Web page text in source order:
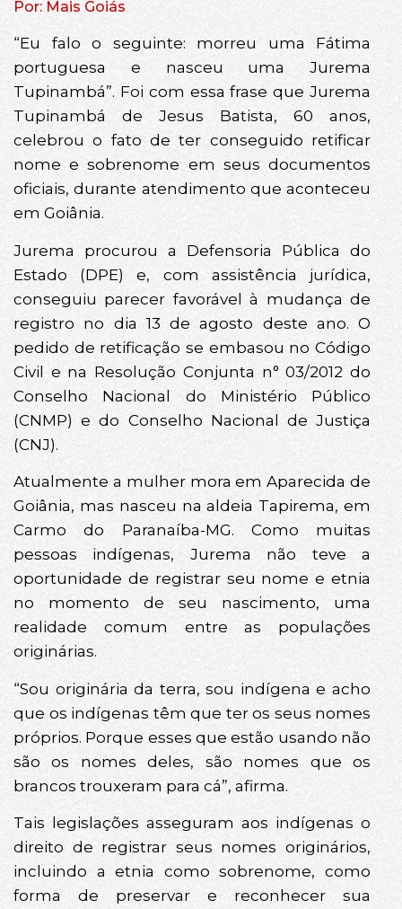
Por: Mais Goiás
“Eu falo o seguinte: morreu uma Fátima
portuguesa e nasceu uma Jurema
Tupinambá”. Foi com essa frase que Jurema
Tupinambá de Jesus Batista, 60 anos,
celebrou o fato de ter conseguido retificar
nome e sobrenome em seus documentos
oficiais, durante atendimento que aconteceu
em Goiânia.
Jurema procurou a Defensoria Pública do
Estado (DPE) e, com assistência jurídica,
conseguiu parecer favorável à mudança de
registro no dia 13 de agosto deste ano. O
pedido de retificação se embasou no Código
Civil e na Resolução Conjunta n° 03/2012 do
Conselho Nacional do Ministério Público
(CNMP) e do Conselho Nacional de Justiça
(CNJ).
Atualmente a mulher mora em Aparecida de
Goiânia, mas nasceu na aldeia Tapirema, em
Carmo do Paranaíba-MG. Como muitas
pessoas indígenas, Jurema não teve a
oportunidade de registrar seu nome e etnia
no momento de seu nascimento, uma
realidade comum entre as populações
originárias.
“Sou originária da terra, sou indígena e acho
que os indígenas têm que ter os seus nomes
próprios. Porque esses que estão usando não
são os nomes deles, são nomes que os
brancos trouxeram para cá”, afirma.
Tais legislações asseguram aos indígenas o
direito de registrar seus nomes originários,
incluindo a etnia como sobrenome, como
forma de preservar e reconhecer sua